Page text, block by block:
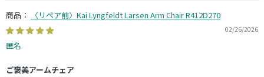
〈リペア前〉Kai Lyngfeldt Larsen Arm Chair R412D270
02/26/2026
匿名
ご褒美アームチェア